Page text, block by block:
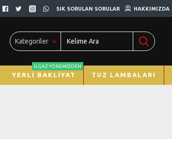
SIK SORULAN SORULAR HAKKIMIZDA
Kategoriler
YERLI BAKLIYAT
ILGAZ YÖREMIZDEN
TUZ LAMBALARI